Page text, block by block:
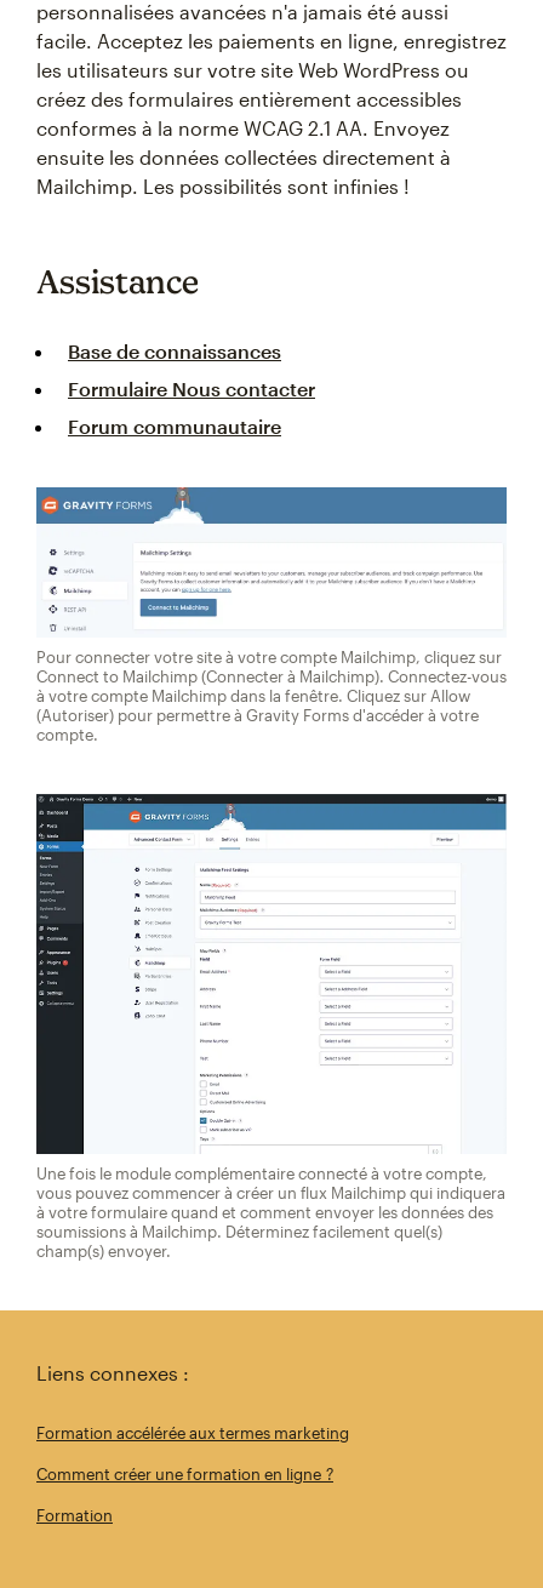
personnalisées avancées n'a jamais été aussi
facile. Acceptez les paiements en ligne, enregistrez
les utilisateurs sur votre site Web WordPress ou
créez des formulaires entièrement accessibles
conformes à la norme WCAG 2.1 AA. Envoyez
ensuite les données collectées directement à
Mailchimp. Les possibilités sont infinies !
Assistance
Base de connaissances
Formulaire Nous contacter
Forum communautaire
Pour connecter votre site à votre compte Mailchimp, cliquez sur
Connect to Mailchimp (Connecter à Mailchimp). Connectez-vous
à votre compte Mailchimp dans la fenêtre. Cliquez sur Allow
(Autoriser) pour permettre à Gravity Forms d'accéder à votre
compte.
Une fois le module complémentaire connecté à votre compte,
vous pouvez commencer à créer un flux Mailchimp qui indiquera
à votre formulaire quand et comment envoyer les données des
soumissions à Mailchimp. Déterminez facilement quel(s)
champ(s) envoyer.
Liens connexes :
Formation accélérée aux termes marketing
Comment créer une formation en ligne ?
Formation